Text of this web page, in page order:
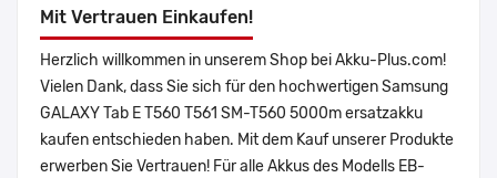
Mit Vertrauen Einkaufen!
Herzlich willkommen in unserem Shop bei Akku-Plus.com!
Vielen Dank, dass Sie sich für den hochwertigen Samsung
GALAXY Tab E T560 T561 SM-T560 5000m ersatzakku
kaufen entschieden haben. Mit dem Kauf unserer Produkte
erwerben Sie Vertrauen! Für alle Akkus des Modells EB-